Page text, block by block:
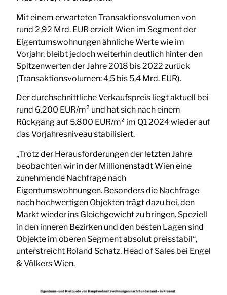
Mit einem erwarteten Transaktionsvolumen von
rund 2,92 Mrd. EUR erzielt Wien im Segment der
Eigentumswohnungen ähnliche Werte wie im
Vorjahr, bleibt jedoch weiterhin deutlich hinter den
Spitzenwerten der Jahre 2018 bis 2022 zurück
(Transaktionsvolumen: 4,5 bis 5,4 Mrd. EUR).
Der durchschnittliche Verkaufspreis liegt aktuell bei
rund 6.200 EUR/m² und hat sich nach einem
Rückgang auf 5.800 EUR/m² im Q1 2024 wieder auf
das Vorjahresniveau stabilisiert.
„Trotz der Herausforderungen der letzten Jahre
beobachten wir in der Millionenstadt Wien eine
zunehmende Nachfrage nach
Eigentumswohnungen. Besonders die Nachfrage
nach hochwertigen Objekten trägt dazu bei, den
Markt wieder ins Gleichgewicht zu bringen. Speziell
in den inneren Bezirken und den besten Lagen sind
Objekte im oberen Segment absolut preisstabil“,
unterstreicht Roland Schatz, Head of Sales bei Engel
& Völkers Wien.